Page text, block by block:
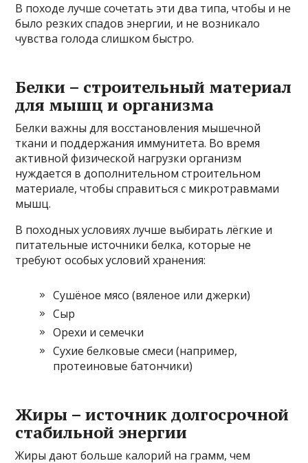
В походе лучше сочетать эти два типа, чтобы и не
было резких спадов энергии, и не возникало
чувства голода слишком быстро.
Белки – строительный материал
для мышц и организма
Белки важны для восстановления мышечной
ткани и поддержания иммунитета. Во время
активной физической нагрузки организм
нуждается в дополнительном строительном
материале, чтобы справиться с микротравмами
мышц.
В походных условиях лучше выбирать лёгкие и
питательные источники белка, которые не
требуют особых условий хранения:
Сушёное мясо (вяленое или джерки)
Сыр
Орехи и семечки
Сухие белковые смеси (например,
протеиновые батончики)
Жиры – источник долгосрочной
стабильной энергии
Жиры дают больше калорий на грамм, чем